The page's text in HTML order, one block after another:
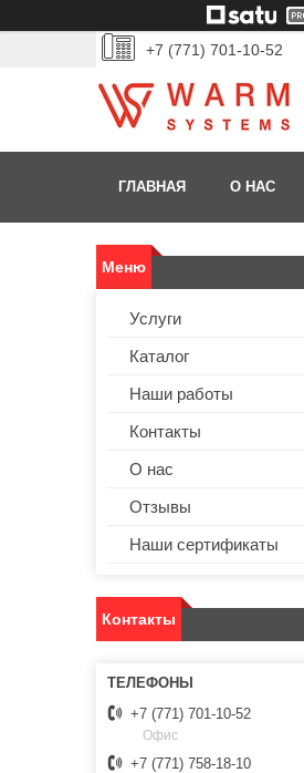
+7 (771) 701-10-52
ГЛАВНАЯ О НАС
Услуги
Каталог
Наши работы
Контакты
О нас
Отзывы
Наши сертификаты
Контакты
+7 (771) 701-10-52
Офис
+7 (771) 758-18-10